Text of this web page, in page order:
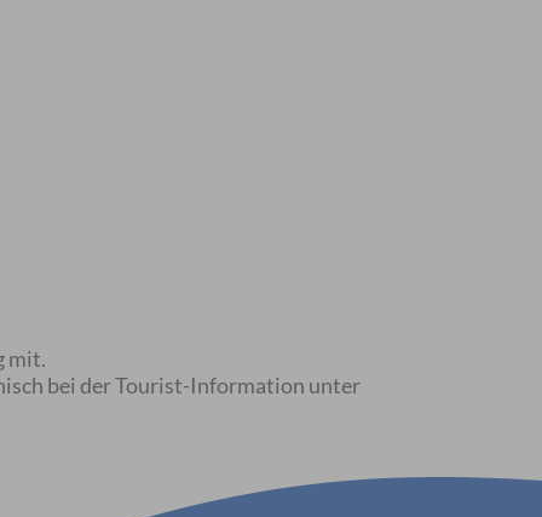
mit.
bei der Tourist-Information unter